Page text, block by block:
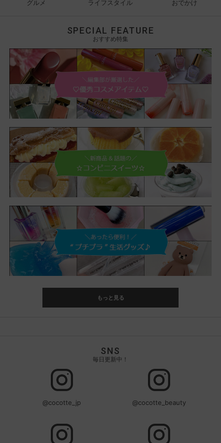
グルメ ライフスタイル おでかけ
SPECIAL FEATURE
おすすめ特集
もっと見る
SNS
毎日更新中！
@cocotte_jp @cocotte_beauty